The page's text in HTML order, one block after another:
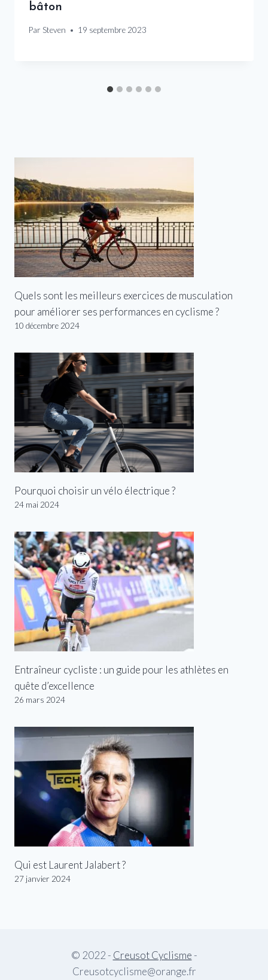
bâton
Par Steven 19 septembre 2023
Quels sont les meilleurs exercices de musculation
pour améliorer ses performances en cyclisme ?
10 décembre 2024
Pourquoi choisir un vélo électrique ?
24 mai 2024
Entraîneur cycliste : un guide pour les athlètes en
quête d’excellence
26 mars 2024
Qui est Laurent Jalabert ?
27 janvier 2024
© 2022 - Creusot Cyclisme -
Creusotcyclisme@orange.fr